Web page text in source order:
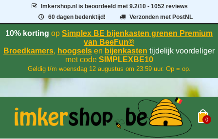
Imkershop.nl is beoordeeld met9.2/10 - 1052 reviews
60 dagen bedenktijd!
Verzonden met PostNL
10% korting op Simplex BE bijenkasten grenen Premium
van BeeFun®
Broedkamers, hoogsels en bijenkasten tijdelijk voordeliger
met codeSIMPLEXBE10
Geldig t/m woensdag 12 augustus om 23:59 uur. Op = op.
0